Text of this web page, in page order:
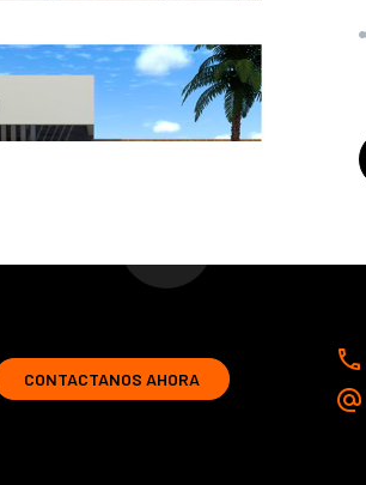
CONTACTANOS AHORA
phone
alternate_email